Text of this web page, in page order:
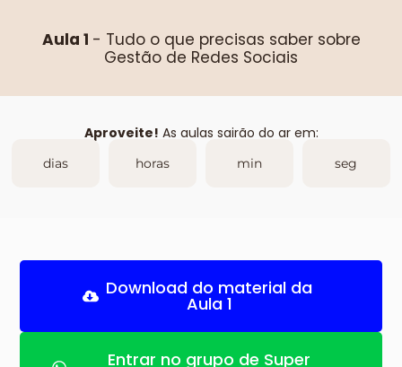
Aula 1 - Tudo o que precisas saber sobre
Gestão de Redes Sociais
Aproveite! As aulas sairão do ar em:
dias horas min seg
Download do material da
Aula 1
Entrar no grupo de Super